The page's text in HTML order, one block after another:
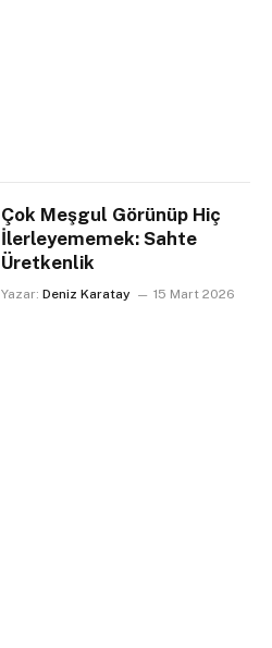
Çok Meşgul Görünüp Hiç
İlerleyememek: Sahte
Üretkenlik
Yazar: Deniz Karatay 15 Mart 2026